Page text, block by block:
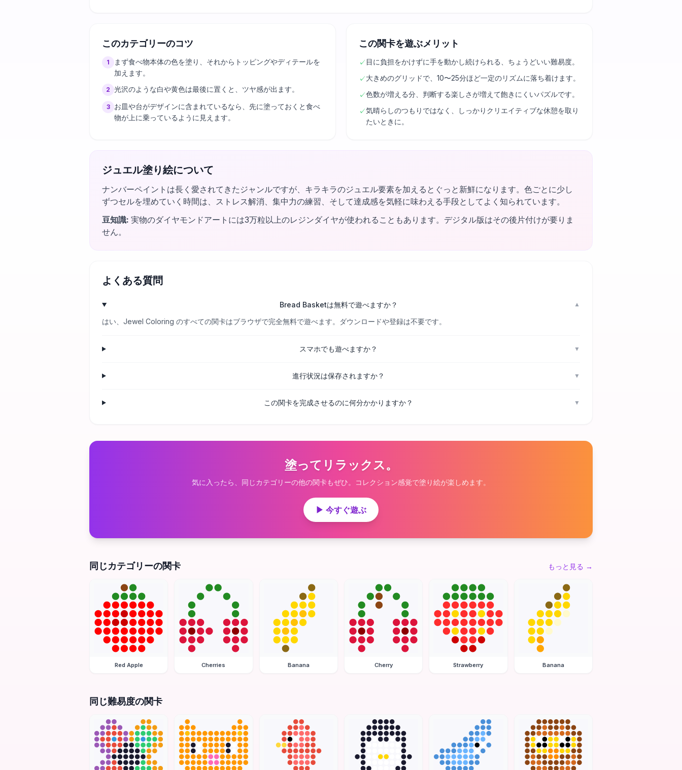
このカテゴリーのコツ
1
まず食べ物本体の色を塗り、それからトッピングやディテールを
加えます。
2 光沢のような白や黄色は最後に置くと、ツヤ感が出ます。
3
お皿や台がデザインに含まれているなら、先に塗っておくと食べ
物が上に乗っているように見えます。
この関卡を遊ぶメリット
✓ 目に負担をかけずに手を動かし続けられる、ちょうどいい難易度。
✓大きめのグリッドで、10〜25分ほど一定のリズムに落ち着けます。
✓色数が増える分、判断する楽しさが増えて飽きにくいパズルです。
✓気晴らしのつもりではなく、しっかりクリエイティブな休憩を取り
たいときに。
ジュエル塗り絵について
ナンバーペイントは長く愛されてきたジャンルですが、キラキラのジュエル要素を加えるとぐっと新鮮になります。色ごとに少し
ずつセルを埋めていく時間は、ストレス解消、集中力の練習、そして達成感を気軽に味わえる手段としてよく知られています。
豆知識: 実物のダイヤモンドアートには3万粒以上のレジンダイヤが使われることもあります。デジタル版はその後片付けが要りま
せん。
よくある質問
Bread Basketは無料で遊べますか？ ▼
はい、Jewel Coloring のすべての関卡はブラウザで完全無料で遊べます。ダウンロードや登録は不要です。
スマホでも遊べますか？ ▼
進行状況は保存されますか？ ▼
この関卡を完成させるのに何分かかりますか？ ▼
塗ってリラックス。
気に入ったら、同じカテゴリーの他の関卡もぜひ。コレクション感覚で塗り絵が楽しめます。
▶ 今すぐ遊ぶ
同じカテゴリーの関卡 もっと見る →
Red Apple Cherries Banana Cherry Strawberry Banana
同じ難易度の関卡